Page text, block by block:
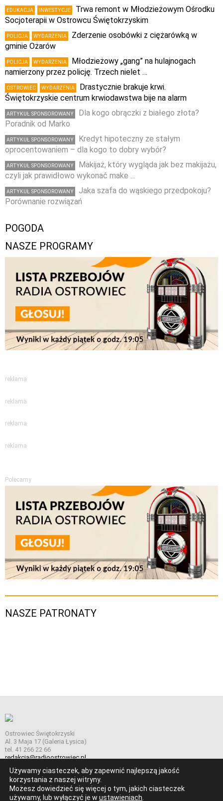
EDUKACJA INWESTYCJE
Trwa remont w Młodzieżowym Ośrodku
Socjoterapii w Ostrowcu Świętokrzyskim
POLICJA WYDARZENIA
Zderzenie osobówki z ciężarówką w
gminie Ożarów
POLICJA WYDARZENIA
Młodzieżowy „gang” na hulajnogach
namierzony przez policję. Trzech nielet …
OSTROWIEC WYDARZENIA
Drastycznie brakuje krwi.
Świętokrzyskie centrum krwiodawstwa bije na alarm
ARTYKUŁ SPONSOROWANY
Dla kogo obrączki z białego złota?
Poradnik od Marko
ARTYKUŁ SPONSOROWANY
Kredyt hipoteczny ze stałym
oprocentowaniem – dla kogo to dobry wybór?
ARTYKUŁ SPONSOROWANY
Makijaż, który wygląda jak bez makijażu,
czyli jak prawidłowo wykonać make …
ARTYKUŁ SPONSOROWANY
Jaka szafa do wąskiego przedpokoju?
Porównanie rozwiązań
POGODA
NASZE PROGRAMY
reklama
reklama
reklama
reklama
Polecamy
NASZE PATRONATY
Ostrowiec Świętokrzyski
Al. 3 Maja 17 (Galeria Łysica)
tel. 41 266 22 66
redakcja@radioostrowiec.pl
© Wszelkie prawa zastrzeżone. Radio Ostrowiec 2026 Radio
Używamy ciasteczek, aby zapewnić najlepszą jakość
korzystania z naszej witryny.
Możesz dowiedzieć się więcej o tym, jakich ciasteczek
używamy, lub wyłączyć je w ustawieniach